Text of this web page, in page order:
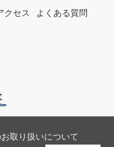
クセス よくある質問
取り扱いについて